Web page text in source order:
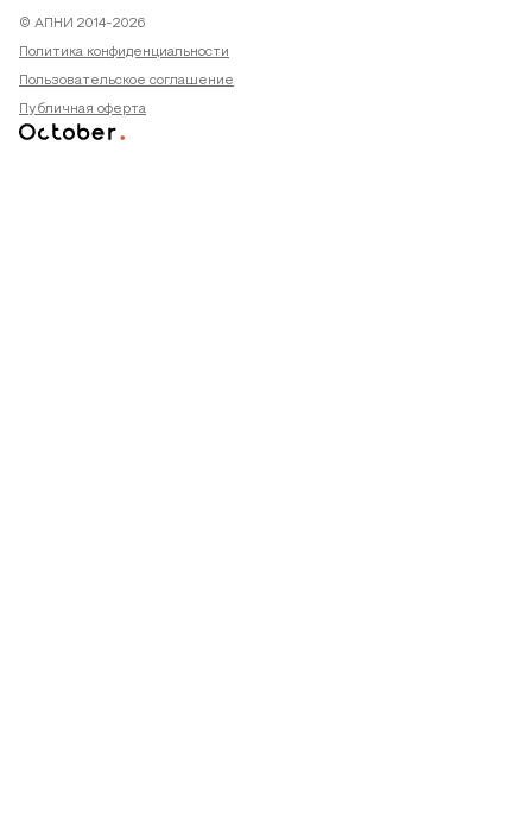
© АПНИ 2014-2026
Политика конфиденциальности
Пользовательское соглашение
Публичная оферта